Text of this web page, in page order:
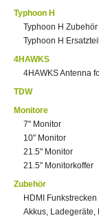
Typhoon H
Typhoon H Zubehör
Typhoon H
4HAWKS
4HAWKS Antenna
TDW
Monitore
7" Monitor
10" Monitor
21.5" Monitor
21.5" Monitorkoffer
Zubehör
HDMI Funkstrecken
Akkus, Ladegeräte,